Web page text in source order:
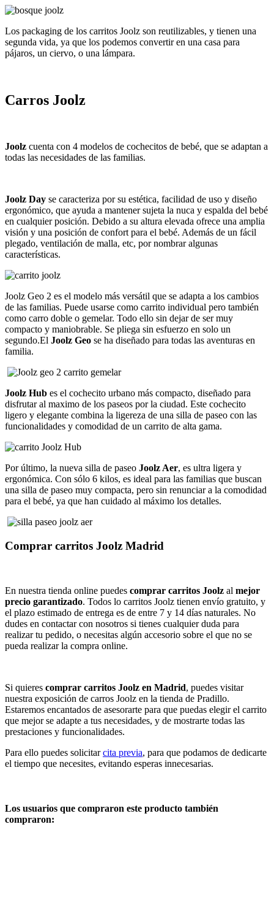
Los packaging de los carritos Joolz son reutilizables, y tienen una
segunda vida, ya que los podemos convertir en una casa para
pájaros, un ciervo, o una lámpara.
Carros Joolz
Joolz cuenta con 4 modelos de cochecitos de bebé, que se adaptan a
todas las necesidades de las familias.
Joolz Day se caracteriza por su estética, facilidad de uso y diseño
ergonómico, que ayuda a mantener sujeta la nuca y espalda del bebé
en cualquier posición. Debido a su altura elevada ofrece una amplia
visión y una posición de confort para el bebé. Además de un fácil
plegado, ventilación de malla, etc, por nombrar algunas
características.
Joolz Geo 2 es el modelo más versátil que se adapta a los cambios
de las familias. Puede usarse como carrito individual pero también
como carro doble o gemelar. Todo ello sin dejar de ser muy
compacto y maniobrable. Se pliega sin esfuerzo en solo un
segundo.El Joolz Geo se ha diseñado para todas las aventuras en
familia.
Joolz Hub es el cochecito urbano más compacto, diseñado para
disfrutar al maximo de los paseos porla ciudad. Este cochecito
ligero y elegante combina la ligereza de una silla de paseo con las
funcionalidades y comodidad de un carrito de alta gama.
Por último, la nueva silla de paseo Joolz Aer, es ultra ligera y
ergonómica. Con sólo 6 kilos, es ideal para las familias que buscan
una silla de paseo muy compacta, pero sin renunciar a la comodidad
para el bebé, ya que han cuidado al máximo los detalles.
Comprar carritos Joolz Madrid
En nuestra tienda online puedes comprar carritos Joolz al mejor
precio garantizado. Todos lo carritos Joolz tienen envío gratuito, y
el plazo estimado de entrega es de entre 7 y 14 días naturales. No
dudes en contactar con nosotros si tienes cualquier duda para
realizar tu pedido, o necesitas algún accesorio sobre el que no se
pueda realizar la compra online.
Si quieres comprar carritos Joolz en Madrid, puedes visitar
nuestra exposición de carros Joolz en la tienda de Pradillo.
Estaremos encantados de asesorarte para que puedas elegir el carrito
que mejor se adapte a tus necesidades, y de mostrarte todas las
prestaciones y funcionalidades.
Para ello puedes solicitarcita previa, para que podamos de dedicarte
el tiempo que necesites, evitando esperas innecesarias.
Los usuarios que compraron este producto también
compraron: